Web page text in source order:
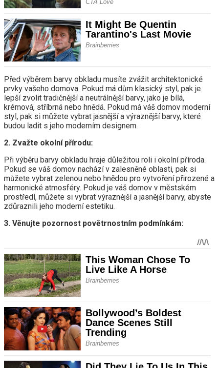
Před výběrem barvy obkladu musíte zvážit architektonické
prvky vašeho domova. Pokud má dům klasický styl, pak je
lepší zvolit tradičnější a neutrálnější barvy, jako je bílá,
krémová, stříbrná nebo hnědá. Pokud má váš domov moderní
styl, pak si můžete vybrat jasnější a výraznější barvy, které
budou ladit s jeho moderním designem.
2. Zvažte okolní přírodu:
Při výběru barvy obkladu hraje důležitou roli i okolní příroda.
Pokud se váš domov nachází v zalesněné oblasti, pak si
můžete vybrat zelenou nebo hnědou pro vytvoření přirozené a
harmonické atmosféry. Pokud je váš domov v městském
prostředí, můžete si vybrat výraznější a jasnější barvy, abyste
zdůraznili jeho moderní estetiku.
3. Věnujte pozornost povětrnostním podmínkám: